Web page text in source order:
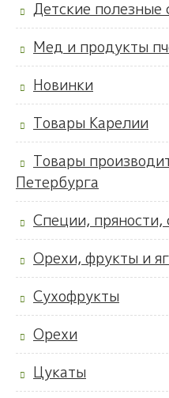
Детские полезные
Мед и продукты
Новинки
Товары Карелии
Товары
Петербурга
Специи, пряности,
Орехи, фрукты и
Сухофрукты
Орехи
Цукаты